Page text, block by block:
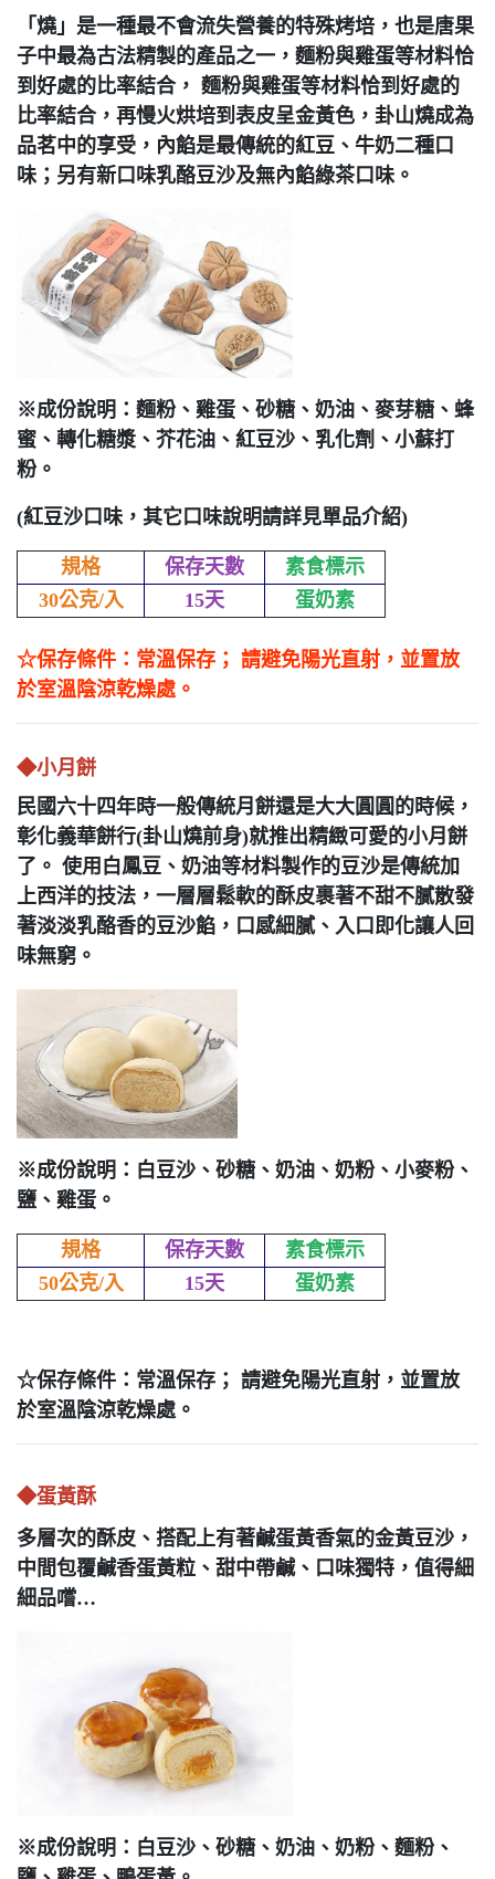
「燒」是一種最不會流失營養的特殊烤培，也是唐果
子中最為古法精製的產品之一，麵粉與雞蛋等材料恰
到好處的比率結合， 麵粉與雞蛋等材料恰到好處的
比率結合，再慢火烘培到表皮呈金黃色，卦山燒成為
品茗中的享受， 內餡是最傳統的紅豆、牛奶二種口
味；另有新口味乳酪豆沙及無內餡綠茶口味。
※成份說明：麵粉、雞蛋、砂糖、奶油、麥芽糖、蜂
蜜、轉化糖漿、芥花油、紅豆沙、乳化劑、小蘇打
粉。
(紅豆沙口味，其它口味說明請詳見單品介紹)
規格 保存天數
素食標示
30公克/入
15天 蛋奶素
☆保存條件：常溫保存； 請避免陽光直射，並置放
於室溫陰涼乾燥處。
◆小月餅
民國六十四年時一般傳統月餅還是大大圓圓的時候，
彰化義華餅行(卦山燒前身)就推出精緻可愛的小月餅
了。 使用白鳳豆、奶油等材料製作的豆沙是傳統加
上西洋的技法，一層層鬆軟的酥皮裹著不甜不膩散發
著淡淡乳酪香的豆沙餡，口感細膩、入口即化讓人回
味無窮。
※成份說明：白豆沙、砂糖、奶油、奶粉、小麥粉、
鹽、雞蛋。
規格 保存天數
素食標示
50公克/入
15天 蛋奶素
☆保存條件：常溫保存； 請避免陽光直射，並置放
於室溫陰涼乾燥處。
◆蛋黃酥
多層次的酥皮、搭配上有著鹹蛋黃香氣的金黃豆沙，
中間包覆鹹香蛋黃粒、甜中帶鹹、口味獨特，值得細
細品嚐…
※成份說明：白豆沙、砂糖、奶油、奶粉、麵粉、